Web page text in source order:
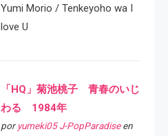
Yumi Morio / Tenkeyoho wa I
love U
「HQ」菊池桃子 青春のいじ
わる 1984年
por yumeki05 J-PopParadiseen